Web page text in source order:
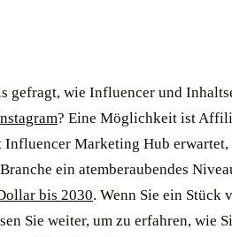
gefragt, wie Influencer und
? Eine Möglichkeit ist
Marketing Hub erwartet,
ein atemberaubendes
bis 2030. Wenn Sie ein Stück
Sie weiter, um zu erfahren, wie